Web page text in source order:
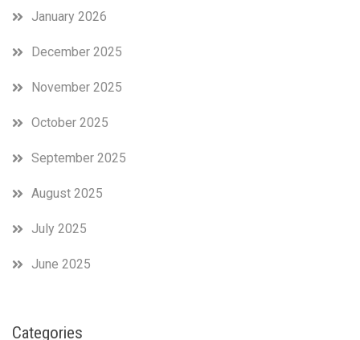
January 2026
December 2025
November 2025
October 2025
September 2025
August 2025
July 2025
June 2025
Categories